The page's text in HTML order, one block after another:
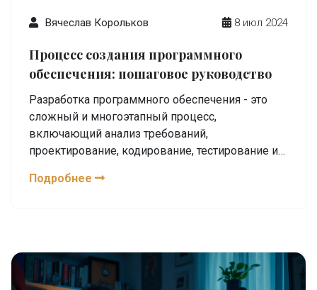
Вячеслав Корольков 8 июл 2024
Процесс создания программного
обеспечения: пошаговое руководство
Разработка программного обеспечения - это
сложный и многоэтапный процесс,
включающий анализ требований,
проектирование, кодирование, тестирование и
основные этапы создания софта и даны
Подробнее